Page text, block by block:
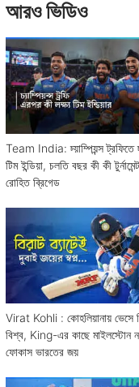
আরও ভিডিও
Team India: চ্য়াম্পিয়ন্স ট্রফিতে
টিম ইন্ডিয়া, চলতি বছর কী কী
রোহিত ব্রিগেড
Virat Kohli : কোহলিয়ানায় ভেসে
বিশ্ব, King-এর কাছে মাইলস্টোন
ফোকাস ভারতের জয়